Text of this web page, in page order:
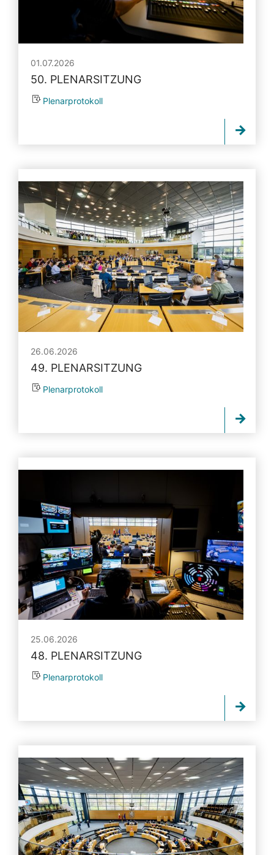
01.07.2026
50. PLENARSITZUNG
Plenarprotokoll
26.06.2026
49. PLENARSITZUNG
Plenarprotokoll
25.06.2026
48. PLENARSITZUNG
Plenarprotokoll